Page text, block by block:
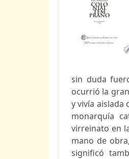
sin duda
ocurrió la
y vivía aislada
monarquía
virreinato en
mano de
significó